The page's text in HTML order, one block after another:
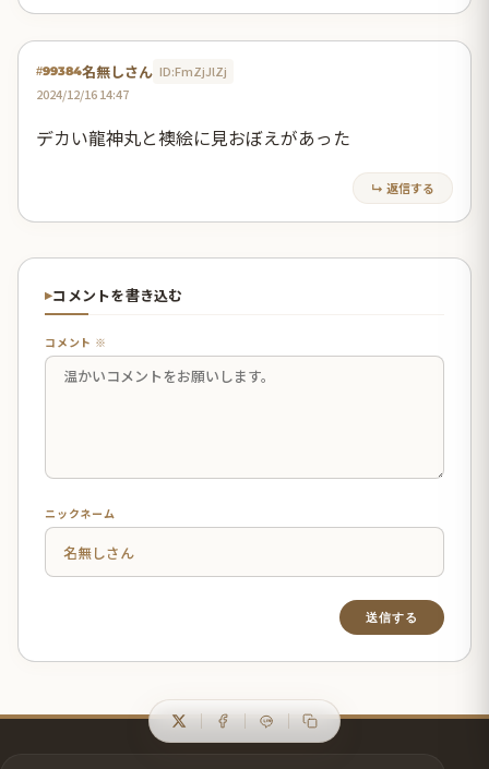
#99384名無しさん ID:FmZjJlZj
2024/12/16 14:47
デカい龍神丸と襖絵に見おぼえがあった
↳ 返信する
コメントを書き込む
コメント ※
ニックネーム